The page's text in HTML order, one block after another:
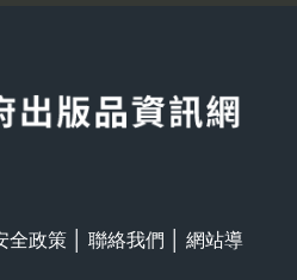
全政策 聯絡我們
網站導